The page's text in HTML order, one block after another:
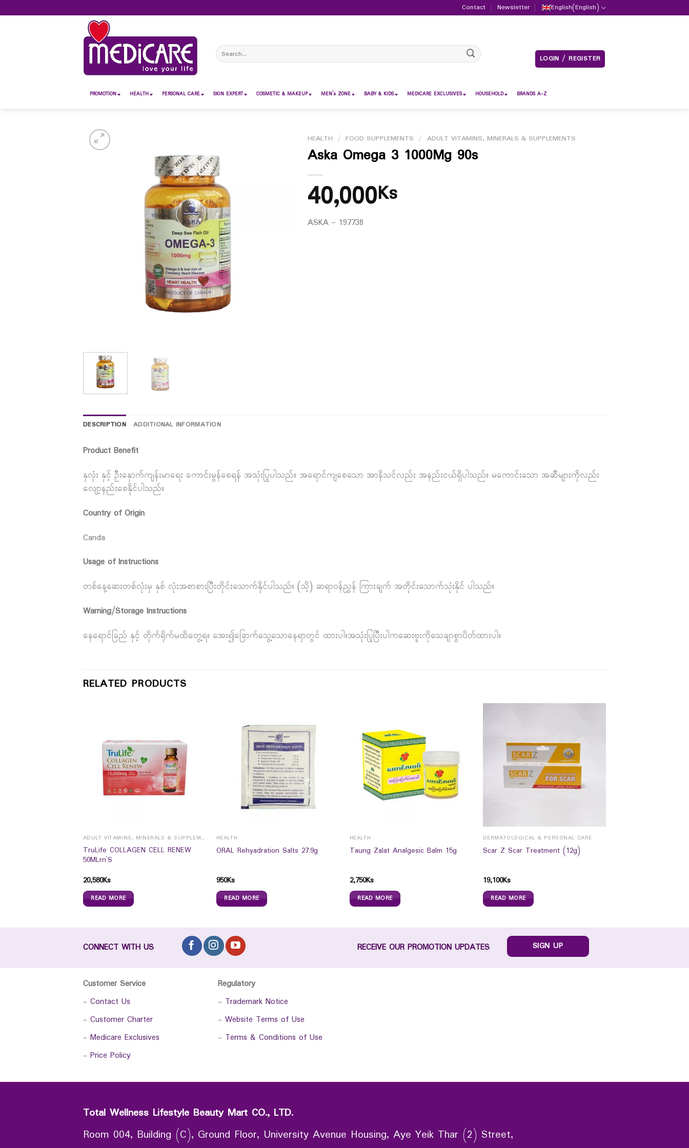
to
Contact Newsletter English(English)
Search
for:
LOGIN / REGISTER
PROMOTION HEALTH PERSONAL CARE SKIN EXPERT COSMETIC & MAKEUP MEN’s ZONE BABY & KIDS MEDICARE EXCLUSIVES HOUSEHOLD BRANDS A-Z
HEALTH / FOOD SUPPLEMENTS / ADULT VITAMINS, MINERALS & SUPPLEMENTS
Aska Omega 3 1000Mg 90s
40,000Ks
ASKA – 197738
DESCRIPTION ADDITIONAL INFORMATION
Product Benefit
နှလုံး နှင့် ဦးနှောက်ကျန်းမာရေး ကောင်းမွန်စေရန် အသုံးပြုပါသည်။ အရောင်ကျစေသော အာနိသင်လည်း အနည်းငယ်ရှိပါသည်။ မကောင်းသော အဆီများကိုလည်း
လျော့နည်းစေနိုင်ပါသည်။
Country of Origin
Canda
Usage of Instructions
တစ်နေ့ဆေးတစ်လုံးမှ နှစ် လုံးအစာစားပြီးတိုင်းသောက်နိုင်ပါသည်။ (သိ့) ဆရာဝန်ညွှန် ကြားချက် အတိုင်းသောက်သုံးနိုင် ပါသည်။
Warning/Storage Instructions
နေရောင်ခြည် နှင့် တိုက်ရိုက်မထိတွေ့ရ။ အေး၍ခြောက်သွေ့သောနေရာတွင် ထားပါ။အသုံးပြုပြီးပါကဆေးဗူးကိုသေချာစွာပိတ်ထားပါ။
RELATED PRODUCTS
ADULT VITAMINS, MINERALS & SUPPLEMENTS
TruLife COLLAGEN CELL RENEW
50MLrn`S
20,580Ks
READ MORE
HEALTH
ORAL Rehyadration Salts 27.9g
950Ks
READ MORE
HEALTH
Taung Zalat Analgesic Balm 15g
2,750Ks
READ MORE
DERMATOLOGICAL & PERSONAL CARE
Scar Z Scar Treatment (12g)
19,100Ks
READ MORE
CONNECT WITH US RECEIVE OUR PROMOTION UPDATES SIGN UP
Customer Service
- Contact Us
- Customer Charter
- Medicare Exclusives
- Price Policy
Regulatory
- Trademark Notice
- Website Terms of Use
- Terms & Conditions of Use
Total Wellness Lifestyle Beauty Mart CO., LTD.
Room 004, Building (C), Ground Floor, University Avenue Housing, Aye Yeik Thar (2) Street,